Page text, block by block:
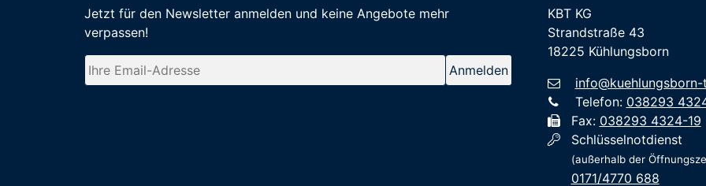
Jetzt für den Newsletter anmelden und keine Angebote mehr
verpassen!
KBT KG
Strandstraße 43
18225 Kühlungsborn
Telefon: 038293
Fax: 038293 4324-19
Schlüsselnotdienst
(außerhalb der
0171/4770 688